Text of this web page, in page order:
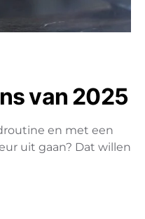
van 2025
en met een
uit gaan? Dat willen